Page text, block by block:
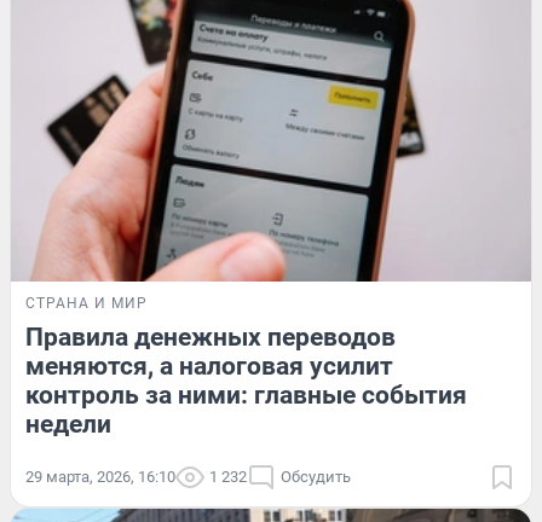
СТРАНА И МИР
Правила денежных переводов
меняются, а налоговая усилит
контроль за ними: главные события
недели
29 марта, 2026, 16:10 1 232 Обсудить